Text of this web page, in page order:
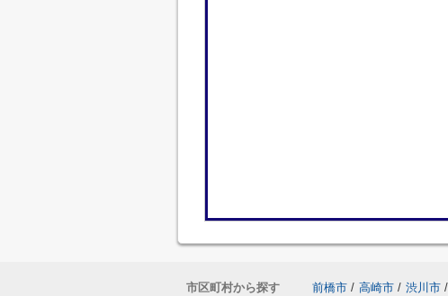
市区町村から探す 前橋市 / 高崎市 / 渋川市 /